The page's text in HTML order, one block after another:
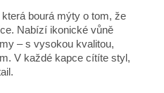
bourá mýty o tom, že
Nabízí ikonické vůně
– s vysokou kvalitou,
V každé kapce cítíte styl,